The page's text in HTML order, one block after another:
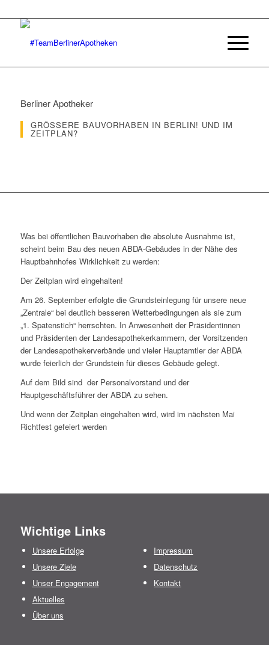
Berliner Apotheker
GRÖSSERE BAUVORHABEN IN BERLIN! UND IM Z
EITPLAN?
Was bei öffentlichen Bauvorhaben die absolute Ausnahme ist,
scheint beim Bau des neuen ABDA-Gebäudes in der Nähe des
Hauptbahnhofes Wirklichkeit zu werden:
Der Zeitplan wird eingehalten!
Am 26. September erfolgte die Grundsteinlegung für unsere neue
„Zentrale“ bei deutlich besseren Wetterbedingungen als sie zum
„1. Spatenstich“ herrschten. In Anwesenheit der Präsidentinnen
und Präsidenten der Landesapothekerkammern, der Vorsitzenden
der Landesapothekerverbände und vieler Hauptamtler der ABDA
wurde feierlich der Grundstein für dieses Gebäude gelegt.
Auf dem Bild sind der Personalvorstand und der
Hauptgeschäftsführer der ABDA zu sehen.
Und wenn der Zeitplan eingehalten wird, wird im nächsten Mai
Richtfest gefeiert werden
Wichtige Links
Unsere Erfolge
Unsere Ziele
Unser Engagement
Aktuelles
Über uns
Impressum
Datenschutz
Kontakt